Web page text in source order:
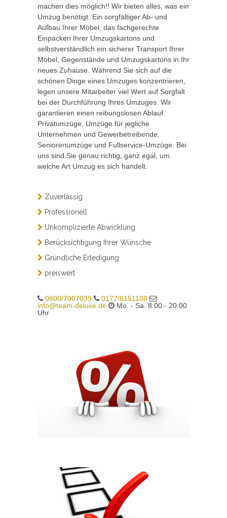
machen dies möglich!! Wir bieten alles, was ein
Umzug benötigt. Ein sorgfältiger Ab- und
Aufbau Ihrer Möbel, das fachgerechte
Einpacken Ihrer Umzugskartons und
selbstverständlich ein sicherer Transport Ihrer
Möbel, Gegenstände und Umzugskartons in Ihr
neues Zuhause. Während Sie sich auf die
schönen Dinge eines Umzuges konzentrieren,
legen unsere Mitarbeiter viel Wert auf Sorgfalt
bei der Durchführung Ihres Umzuges. Wir
garantieren einen reibungslosen Ablauf.
Privatumzüge, Umzüge für jegliche
Unternehmen und Gewerbetreibende,
Seniorenumzüge und Fullservice-Umzüge. Bei
uns sind Sie genau richtig, ganz egal, um
welche Art Umzug es sich handelt.
Zuverlässig
Professionell
Unkomplizierte Abwicklung
Berücksichtigung Ihrer Wünsche
Gründliche Erledigung
preiswert
0800/7007039
0177/8151108
info@team-deluxe.de
Mo. - Sa. 8:00 - 20:00
Uhr